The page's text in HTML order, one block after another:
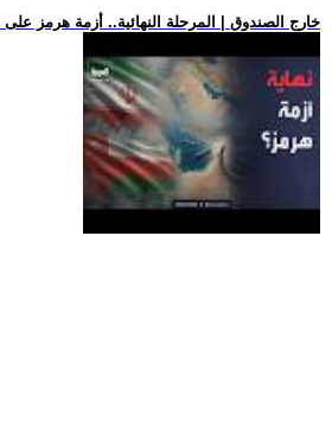
.. خارج الصندوق | المرحلة النهائية.. أزمة هرمز